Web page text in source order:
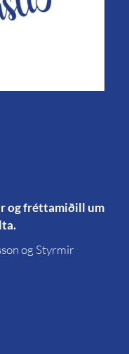
og fréttamiðill um
og Styrmir